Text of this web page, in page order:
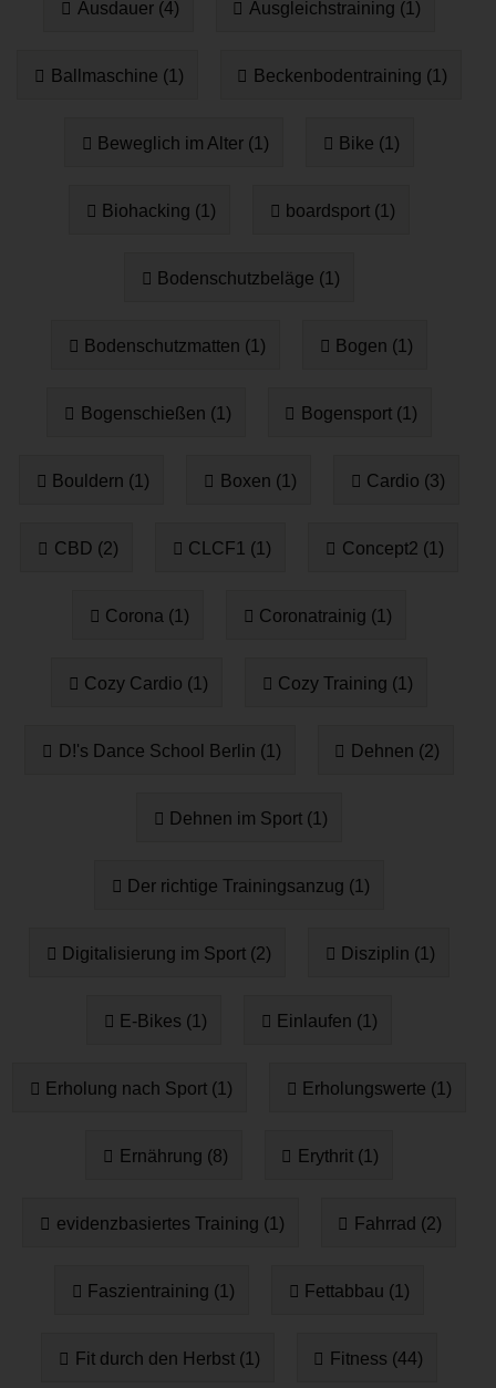
Ausdauer (4) Ausgleichstraining (1)
Ballmaschine (1) Beckenbodentraining (1)
Beweglich im Alter (1) Bike (1)
Biohacking (1) boardsport (1)
Bodenschutzbeläge (1)
Bodenschutzmatten (1) Bogen (1)
Bogenschießen (1) Bogensport (1)
Bouldern (1) Boxen (1) Cardio (3)
CBD (2) CLCF1 (1) Concept2 (1)
Corona (1) Coronatrainig (1)
Cozy Cardio (1) Cozy Training (1)
D!'s Dance School Berlin (1) Dehnen (2)
Dehnen im Sport (1)
Der richtige Trainingsanzug (1)
Digitalisierung im Sport (2) Disziplin (1)
E-Bikes (1) Einlaufen (1)
Erholung nach Sport (1) Erholungswerte (1)
Ernährung (8) Erythrit (1)
evidenzbasiertes Training (1) Fahrrad (2)
Faszientraining (1) Fettabbau (1)
Fit durch den Herbst (1) Fitness (44)